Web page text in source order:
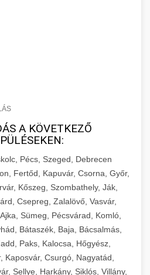
A KÖVETKEZŐ
Pécs, Szeged, Debrecen
Fertőd, Kapuvár, Csorna, Győr,
Kőszeg, Szombathely, Ják,
Csepreg, Zalalövő, Vasvár,
Sümeg, Pécsvárad, Komló,
Bátaszék, Baja, Bácsalmás,
Paks, Kalocsa, Hőgyész,
Kaposvár, Csurgó, Nagyatád,
Sellye, Harkány, Siklós, Villány,